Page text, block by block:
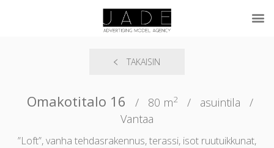
TAKAISIN
Omakotitalo 16 / 80 m2 / asuintila
/
Vantaa
”Loft”, vanha tehdasrakennus, terassi, isot ruutuikkunat,